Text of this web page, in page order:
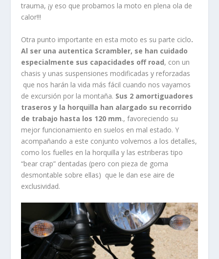
trauma, ¡y eso que probamos la moto en plena ola de
calor!!!
Otra punto importante en esta moto es su parte ciclo.
Al ser una autentica Scrambler, se han cuidado
especialmente sus capacidades off road, con un
chasis y unas suspensiones modificadas y reforzadas
que nos harán la vida más fácil cuando nos vayamos
de excursión por la montaña. Sus 2 amortiguadores
traseros y la horquilla han alargado su recorrido
de trabajo hasta los 120 mm., favoreciendo su
mejor funcionamiento en suelos en mal estado. Y
acompañando a este conjunto volvemos a los detalles,
como los fuelles en la horquilla y las estriberas tipo
“bear crap” dentadas (pero con pieza de goma
desmontable sobre ellas) que le dan ese aire de
exclusividad.